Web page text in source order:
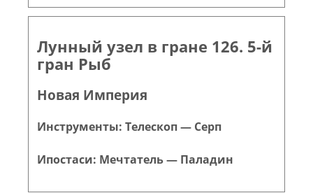
Лунный узел в гране 126. 5-й
гран Рыб
Новая Империя
Инструменты: Телескоп — Серп
Ипостаси: Мечтатель — Паладин